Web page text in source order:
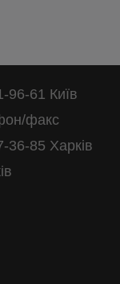
96-61 Київ
факс
36-85 Харків